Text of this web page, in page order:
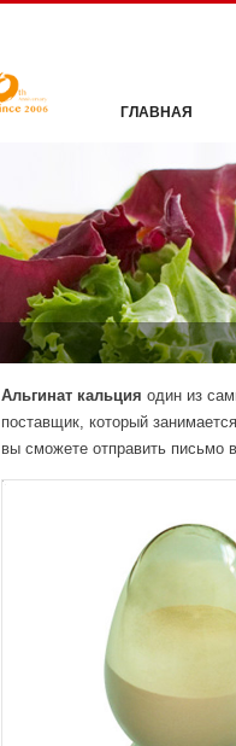
ГЛАВНАЯ
Альгинат кальция один из
поставщик, который
вы сможете отправить письмо